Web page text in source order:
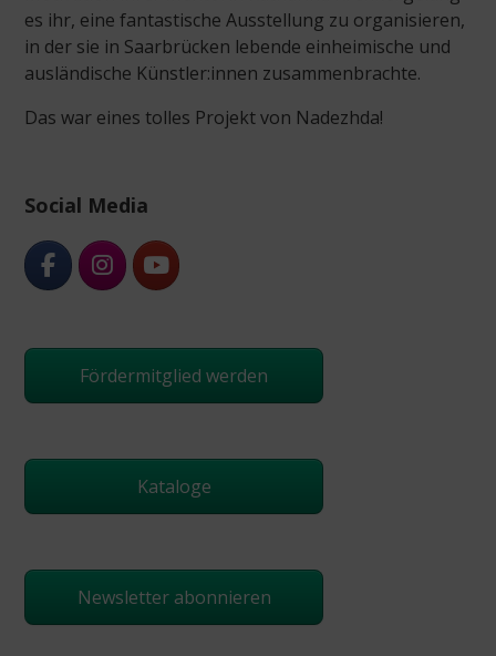
es ihr, eine fantastische Ausstellung zu organisieren,
in der sie in Saarbrücken lebende einheimische und
ausländische Künstler:innen zusammenbrachte.
Das war eines tolles Projekt von Nadezhda!
Social Media
Fördermitglied werden
Kataloge
Newsletter abonnieren